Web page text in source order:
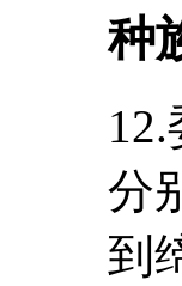
种
分
到